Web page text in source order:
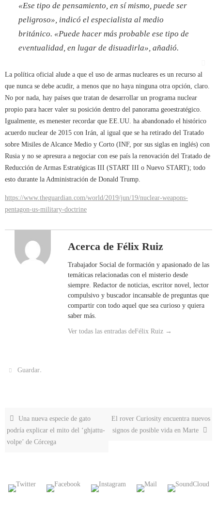
«Ese tipo de pensamiento, en sí mismo, puede ser
peligroso», indicó el especialista al medio
británico. «Puede hacer más probable ese tipo de
eventualidad, en lugar de disuadirla», añadió.
La política oficial alude a que el uso de armas nucleares es un recurso al
que nunca se debe acudir, a menos que no haya ninguna otra opción, claro.
No por nada, hay países que tratan de desarrollar un programa nuclear
propio para hacer valer su posición dentro del panorama geoestratégico.
Igualmente, es menester recordar que EE.UU. ha abandonado el histórico
acuerdo nuclear de 2015 con Irán, al igual que se ha retirado del Tratado
sobre Misiles de Alcance Medio y Corto (INF, por sus siglas en inglés) con
Rusia y no se apresura a negociar con ese país la renovación del Tratado de
Reducción de Armas Estratégicas III (START III o Nuevo START); todo
esto durante la Administración de Donald Trump.
https://www.theguardian.com/world/2019/jun/19/nuclear-weapons-
pentagon-us-military-doctrine
Acerca de Félix Ruiz
Trabajador Social de formación y apasionado de las
temáticas relacionadas con el misterio desde
siempre. Redactor de noticias, escritor novel, lector
compulsivo y buscador incansable de preguntas que
compartir con todo aquel que sea curioso y quiera
saber más.
Ver todas las entradas deFélix Ruiz →
Guardar.
Una nueva especie de gato
podría explicar el mito del ‘ghjattu-
volpe’ de Córcega
El rover Curiosity encuentra nuevos
signos de posible vida en Marte